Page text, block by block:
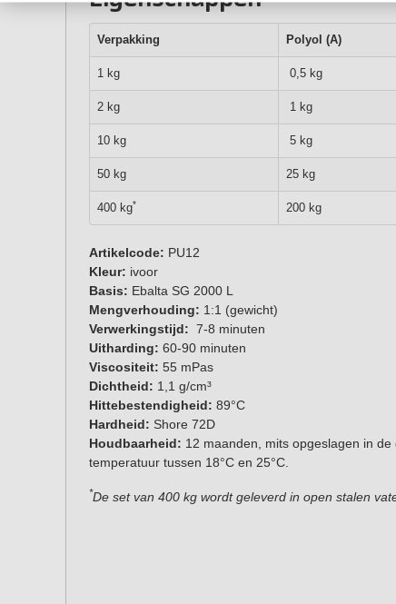
Verpakking Polyol (A)
1 kg 0,5 kg
2 kg 1 kg
10 kg 5 kg
50 kg 25 kg
400 kg* 200 kg
Artikelcode: PU12
Kleur: ivoor
Basis: Ebalta SG 2000 L
Mengverhouding: 1:1 (gewicht)
Verwerkingstijd: 7-8 minuten
Uitharding: 60-90 minuten
Viscositeit: 55 mPas
Dichtheid: 1,1 g/cm³
Hittebestendigheid: 89°C
Hardheid: Shore 72D
Houdbaarheid: 12 maanden, mits opgeslagen in
temperatuur tussen 18°C en 25°C.
*De set van 400 kg wordt geleverd in open stalen